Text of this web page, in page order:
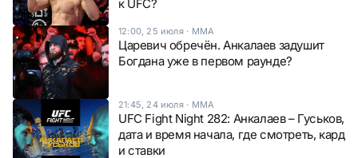
к UFC?
12:00, 25 июля· ММА
Царевич обречён. Анкалаев задушит
Богдана уже в первом раунде?
21:45, 24 июля· ММА
UFC Fight Night 282: Анкалаев – Гуськов,
дата и время начала, где смотреть, кард
и ставки